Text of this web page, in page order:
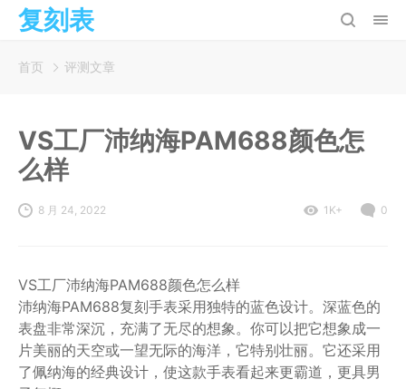
复刻表
首页 评测文章
VS工厂沛纳海PAM688颜色怎
么样
8 月 24, 2022 1K+ 0
VS工厂沛纳海PAM688颜色怎么样
沛纳海PAM688复刻手表采用独特的蓝色设计。深蓝色的
表盘非常深沉，充满了无尽的想象。你可以把它想象成一
片美丽的天空或一望无际的海洋，它特别壮丽。它还采用
了佩纳海的经典设计，使这款手表看起来更霸道，更具男